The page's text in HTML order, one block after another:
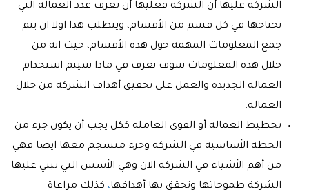
الشركة عليها أن الشركة فعليها أن تعرف عدد العمالة التي
نحتاجها في كل قسم من الأقسام، ويتطلب هذا اولا ان يتم
جمع المعلومات المهمة حول هذه الأقسام، حيث انه من
خلال هذه المعلومات سوف نعرف في ماذا سيتم استخدام
العمالة الجديدة والعمل على تحقيق أهداف الشركة من خلال
العمالة.
تخطيط العمالة أو القوى العاملة ككل يجب أن يكون جزء من
الخطة الأساسية في الشركة وجزء منسجم معها ايضا فهي
من أهم الأشياء في الشركة الآن وهي الأسس التي تبني عليها
الشركة طموحاتها وتحقق بها أهدافها، كذلك مراعاة